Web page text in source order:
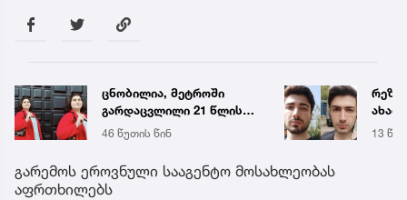
ცნობილია, მეტროში
გარდაცვლილი 21 წლის
მარიამ ტყემალაძის
ექსპერტიზის დასკვნა
46 წუთის წინ 13
გარემოს ეროვნული სააგენტო მოსახლეობას
აფრთხილებს